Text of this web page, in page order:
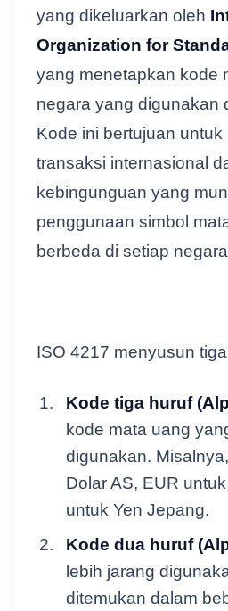
yang dikeluarkan oleh
Organization for
yang menetapkan kode
negara yang digunakan
Kode ini bertujuan untuk
transaksi internasional
kebingunguan yang
penggunaan simbol
berbeda di setiap
ISO 4217 menyusun
Kode tiga huruf
kode mata uang
digunakan.
Dolar AS, EUR
untuk Yen Jepang.
Kode dua huruf
lebih jarang
ditemukan dalam